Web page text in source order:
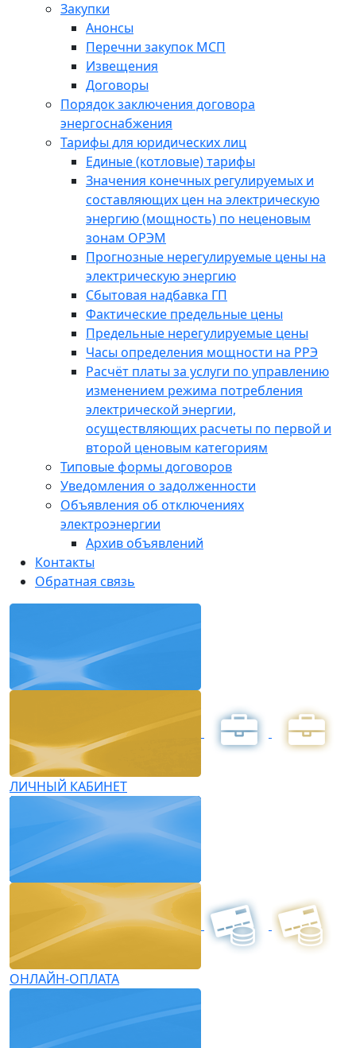
Закупки
Анонсы
Перечни закупок МСП
Извещения
Договоры
Порядок заключения договора
энергоснабжения
Тарифы для юридических лиц
Единые (котловые) тарифы
Значения конечных регулируемых и
составляющих цен на электрическую
энергию (мощность) по неценовым
зонам ОРЭМ
Прогнозные нерегулируемые цены на
электрическую энергию
Сбытовая надбавка ГП
Фактические предельные цены
Предельные нерегулируемые цены
Часы определения мощности на РРЭ
Расчёт платы за услуги по управлению
изменением режима потребления
электрической энергии,
осуществляющих расчеты по первой и
второй ценовым категориям
Типовые формы договоров
Уведомления о задолженности
Объявления об отключениях
электроэнергии
Архив объявлений
Контакты
Обратная связь
ЛИЧНЫЙ КАБИНЕТ
ОНЛАЙН-ОПЛАТА